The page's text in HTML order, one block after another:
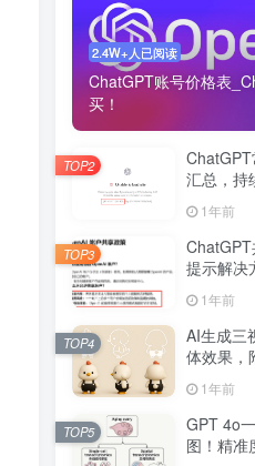
提示解决
1年前
AI生成三
1年前
TOP4
GPT 4o
图！精准
1年前
TOP5
ChatGPT
费，无需
己就可以
12个月前
TOP6
2.4W+人已阅读
ChatGPT账号价格表
买！
汇总，持
收藏！
1年前
TOP2
提示解决
1年前
TOP3
AI生成三
体效果，
1年前
TOP4
GPT 4o
图！精准
TOP5